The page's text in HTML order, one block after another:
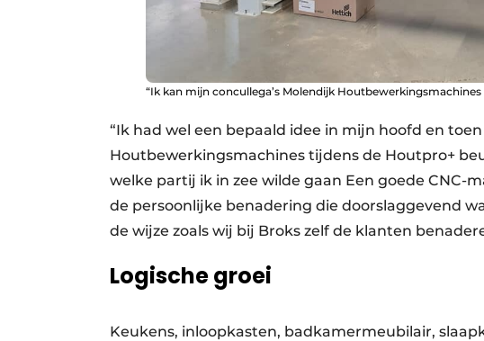
“Ik kan mijn concullega’s Molendijk
“Ik had wel een bepaald idee in mijn hoofd en
Houtbewerkingsmachines tijdens de Houtpro+
welke partij ik in zee wilde gaan Een goede CNC-
de persoonlijke benadering die doorslaggevend
de wijze zoals wij bij Broks zelf de klanten
Logische groei
Keukens, inloopkasten, badkamermeubilair,